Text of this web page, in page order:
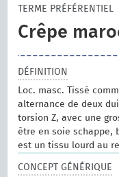
TERME PRÉFÉRENTIEL
Crêpe
DÉFINITION
Loc. masc. Tissé
alternance de deux
torsion Z, avec une
être en soie schappe,
est un tissu lourd au
CONCEPT GÉNÉRIQUE